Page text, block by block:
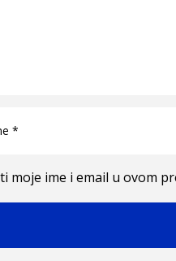
moje ime i email u ovom